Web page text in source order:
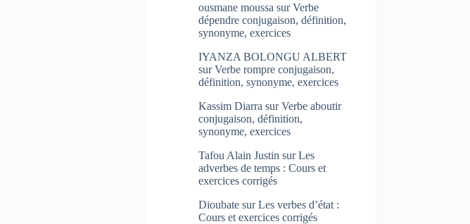
ousmane moussa surVerbe
dépendre conjugaison, définition,
synonyme, exercices
IYANZA BOLONGU ALBERT
surVerbe rompre conjugaison,
définition, synonyme, exercices
Kassim Diarra surVerbe aboutir
conjugaison, définition,
synonyme, exercices
Tafou Alain Justin surLes
adverbes de temps : Cours et
exercices corrigés
Dioubate surLes verbes d’état :
Cours et exercices corrigés